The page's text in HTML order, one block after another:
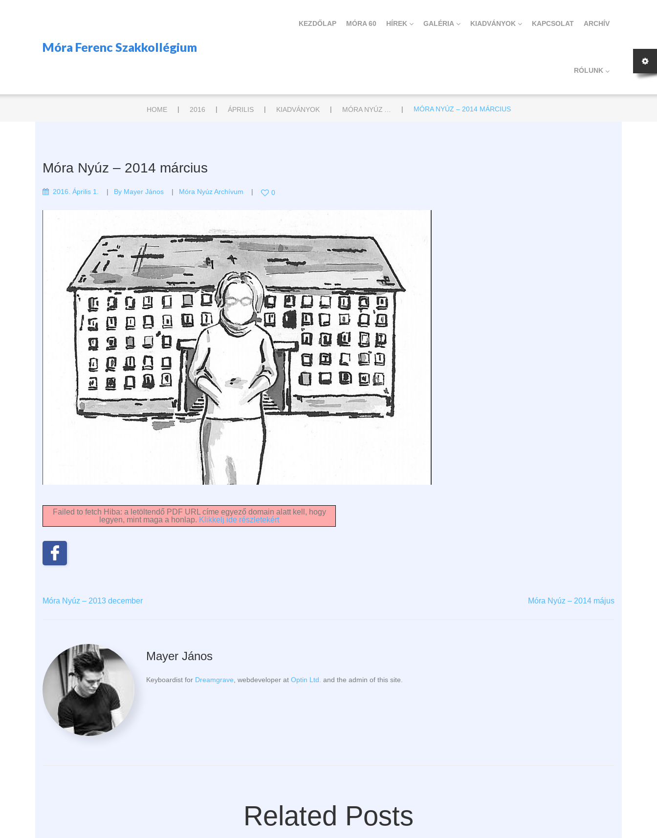
Móra Ferenc Szakkollégium
KEZDŐLAP MÓRA 60 HÍREK GALÉRIA KIADVÁNYOK KAPCSOLAT ARCHÍV
RÓLUNK
HOME | 2016 | ÁPRILIS | KIADVÁNYOK | | MÓRA NYÚZ – 2014 MÁRCIUS
Móra Nyúz – 2014 március
2016. Április 1. By Mayer János Móra Nyúz Archívum 0
Failed to fetch Hiba: a letöltendő PDF URL címe egyező domain alatt kell, hogy
legyen, mint maga a honlap. Klikkelj ide részletekért
Móra Nyúz – 2013 december Móra Nyúz – 2014 május
Mayer János
Keyboardist for Dreamgrave , webdeveloper at Optin Ltd. and the admin of this site.
Related Posts